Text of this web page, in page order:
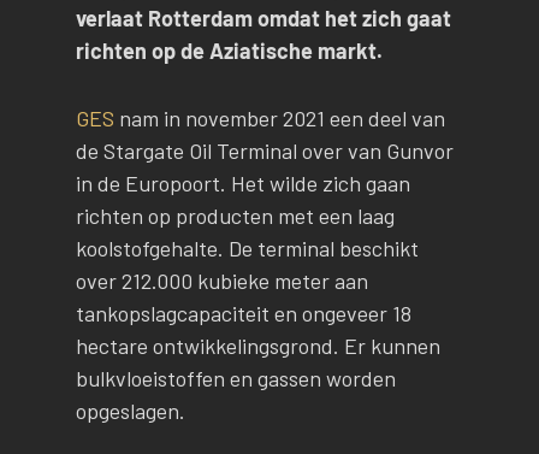
verlaat Rotterdam omdat het zich gaat
richten op de Aziatische markt.
GES nam in november 2021 een deel van
de Stargate Oil Terminal over van Gunvor
in de Europoort. Het wilde zich gaan
richten op producten met een laag
koolstofgehalte. De terminal beschikt
over 212.000 kubieke meter aan
tankopslagcapaciteit en ongeveer 18
hectare ontwikkelingsgrond. Er kunnen
bulkvloeistoffen en gassen worden
opgeslagen.